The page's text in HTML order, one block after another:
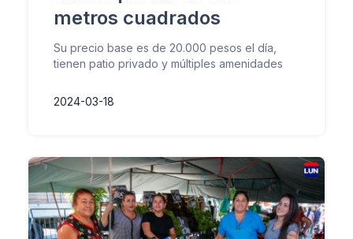
metros cuadrados
Su precio base es de 20.000 pesos el día,
tienen patio privado y múltiples amenidades
2024-03-18